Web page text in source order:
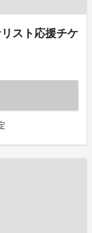
スト応援チケ